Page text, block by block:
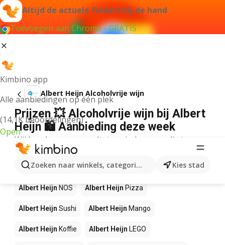
Altijd de actuele folders bij de hand
Toevoegen aan Chrome - GRATIS
Kimbino app
Alle aanbiedingen op één plek
(14,1K beoordelingen)
Open
Zoeken naar winkels, categorieën, producten...
Kies stad
Albert Heijn Alcoholvrije wijn
Prijzen 💥 Alcoholvrije wijn bij Albert
Heijn 🛍️ Aanbieding deze week
Wij konden geen resultaten vinden voor die term.
Andere producten in winkels Albert
Heijn
Albert Heijn NOS Albert Heijn Pizza
Albert Heijn Sushi Albert Heijn Mango
Albert Heijn Koffie Albert Heijn LEGO